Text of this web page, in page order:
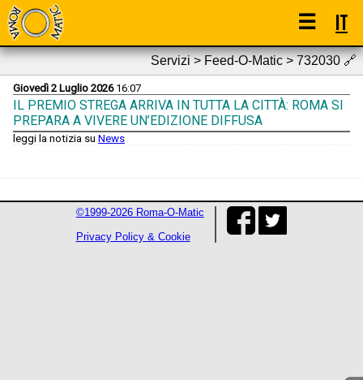
☰ IT
Servizi > Feed-O-Matic > 732030🔗
Giovedì 2 Luglio 202616:07
IL PREMIO STREGA ARRIVA IN TUTTA LA CITTÀ: ROMA SI
PREPARA A VIVERE UN’EDIZIONE DIFFUSA
leggi la notizia su News
©1999-2026 Roma-O-Matic
Privacy Policy & Cookie